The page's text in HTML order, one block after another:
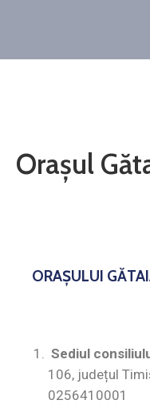
instituțională
Monitorul
Orașul
ORAŞULUI
Sediul
106, județul
0256410001